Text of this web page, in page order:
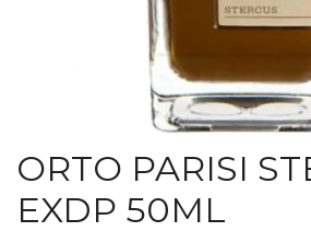
ORTO PARISI
EXDP 50ML